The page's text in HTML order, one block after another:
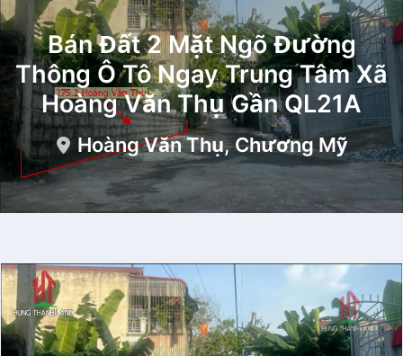
Bán Đất 2 Mặt Ngõ Đường
Thông Ô Tô Ngay Trung Tâm Xã
Hoàng Văn Thụ Gần QL21A
Hoàng Văn Thụ, Chương Mỹ